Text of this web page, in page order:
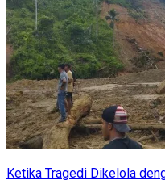
Ketika Tragedi Dikelola